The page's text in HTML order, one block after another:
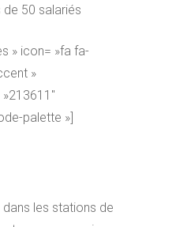
de 50 salariés
» icon= »fa fa-
»
palette »]
les stations de